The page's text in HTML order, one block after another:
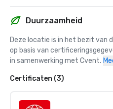
Duurzaamheid
Deze locatie is in het bezit van
op basis van
in samenwerking met Cvent.
Certificaten (3)